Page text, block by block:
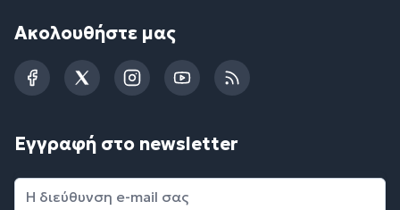
Ακολουθήστε μας
FacebookTwitterInstagramYouTubeRSS
Εγγραφή στο newsletter